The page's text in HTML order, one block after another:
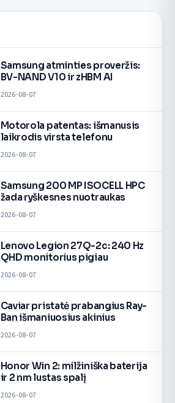
Samsung atminties proveržis:
BV-NAND V10 ir zHBM AI
2026-08-07
Motorola patentas: išmanusis
laikrodis virsta telefonu
2026-08-07
Samsung 200 MP ISOCELL HPC
žada ryškesnes nuotraukas
2026-08-07
Lenovo Legion 27Q-2c: 240 Hz
QHD monitorius pigiau
2026-08-07
Caviar pristatė prabangius Ray-
Ban išmaniuosius akinius
2026-08-07
Honor Win 2: milžiniška baterija
ir 2 nm lustas spalį
2026-08-07